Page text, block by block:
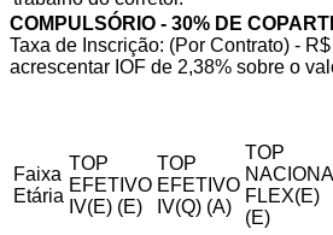
COMPULSÓRIO - 30% DE
Taxa de Inscrição: (Por Contrato) -
acrescentar IOF de 2,38% sobre o
Faixa
Etária
TOP
EFETIVO
IV(E) (E)
TOP
EFETIVO
IV(Q) (A)
TOP
FLEX(E)
(E)